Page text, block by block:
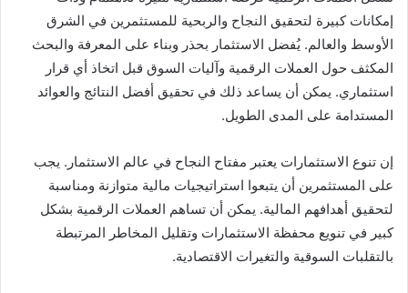
إمكانات كبيرة لتحقيق النجاح والربحية للمستثمرين في الشرق
الأوسط والعالم. يُفضل الاستثمار بحذر وبناء على المعرفة والبحث
المكثف حول العملات الرقمية وآليات السوق قبل اتخاذ أي قرار
استثماري. يمكن أن يساعد ذلك في تحقيق أفضل النتائج والعوائد
المستدامة على المدى الطويل.
إن تنوع الاستثمارات يعتبر مفتاح النجاح في عالم الاستثمار. يجب
على المستثمرين أن يتبعوا استراتيجيات مالية متوازنة ومناسبة
لتحقيق أهدافهم المالية. يمكن أن تساهم العملات الرقمية بشكل
كبير في تنويع محفظة الاستثمارات وتقليل المخاطر المرتبطة
بالتقلبات السوقية والتغيرات الاقتصادية.